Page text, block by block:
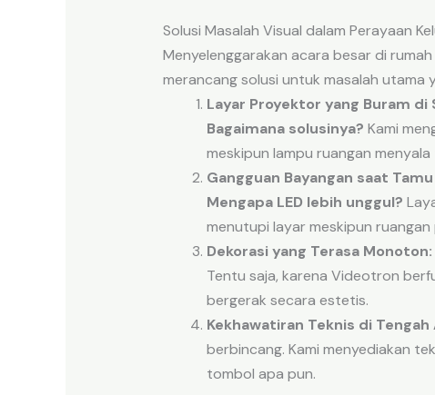
Solusi Masalah Visual dalam Perayaan
Menyelenggarakan acara besar di
merancang solusi untuk masalah utama
Layar Proyektor yang Buram di
Bagaimana solusinya? Kami
meskipun lampu ruangan menyala
Gangguan Bayangan saat
Mengapa LED lebih unggul?
menutupi layar meskipun
Dekorasi yang Terasa Monoton:
Tentu saja, karena Videotron
bergerak secara estetis.
Kekhawatiran Teknis di Tengah
berbincang. Kami menyediakan
tombol apa pun.